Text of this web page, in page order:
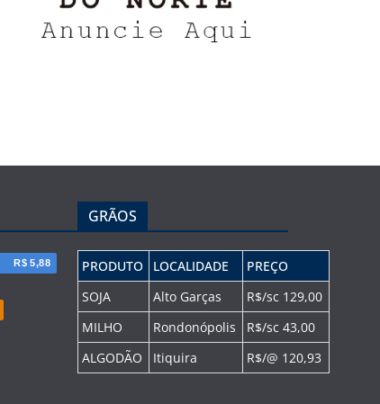
R$ 5,88
GRÃOS
PRODUTO LOCALIDADE
PREÇO
SOJA
Alto Garças
R$/sc 129,00
MILHO
Rondonópolis
R$/sc 43,00
ALGODÃO
Itiquira R$/@ 120,93